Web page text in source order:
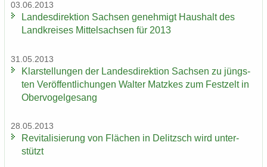
03.06.2013
Lan­des­di­rek­ti­on Sach­sen ge­neh­migt Haus­halt des
Land­krei­ses Mit­tel­sach­sen für 2013
31.05.2013
Klar­stel­lun­gen der Lan­des­di­rek­ti­on Sach­sen zu jüngs­
ten Ver­öf­fent­li­chun­gen Wal­ter Matz­kes zum Fest­zelt in
Ober­vo­gel­ge­sang
28.05.2013
Re­vi­ta­li­sie­rung von Flä­chen in De­litzsch wird un­ter­
stützt